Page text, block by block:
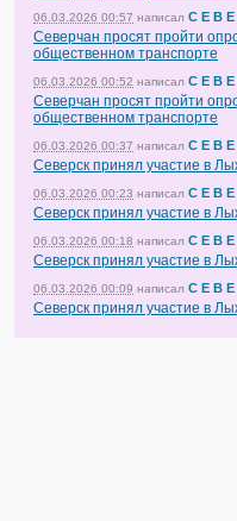
06.03.2026 00:57 написал С Е В Е
Северчан просят пройти
общественном транспорте
06.03.2026 00:52 написал С Е В Е
Северчан просят пройти
общественном транспорте
06.03.2026 00:37 написал С Е В Е
Северск принял участие в
06.03.2026 00:23 написал С Е В Е
Северск принял участие в
06.03.2026 00:18 написал С Е В Е
Северск принял участие в
06.03.2026 00:09 написал С Е В Е
Северск принял участие в